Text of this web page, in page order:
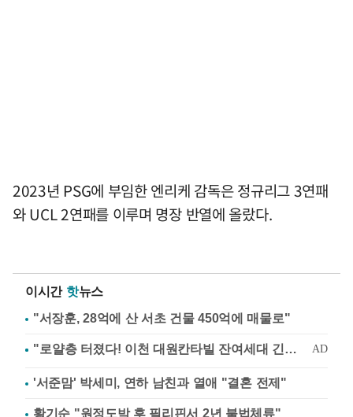
2023년 PSG에 부임한 엔리케 감독은 정규리그 3연패
와 UCL 2연패를 이루며 명장 반열에 올랐다.
이시간 핫뉴스
"서장훈, 28억에 산 서초 건물 450억에 매물로"
'서준맘' 박세미, 연하 남친과 열애 "결혼 전제"
황기순 "원정도박 후 필리핀서 2년 불법체류"